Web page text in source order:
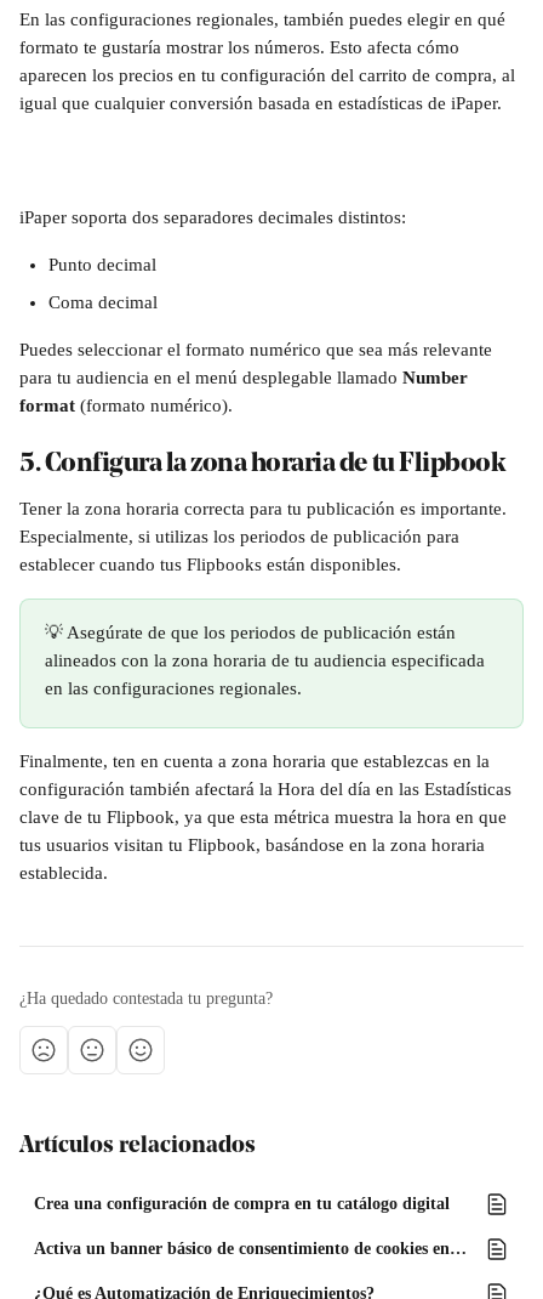
En las configuraciones regionales, también puedes elegir en qué
formato te gustaría mostrar los números. Esto afecta cómo
aparecen los precios en tu configuración del carrito de compra, al
igual que cualquier conversión basada en estadísticas de iPaper.
iPaper soporta dos separadores decimales distintos:
Punto decimal
Coma decimal
Puedes seleccionar el formato numérico que sea más relevante
para tu audiencia en el menú desplegable llamado Number
format (formato numérico).
5. Configura la zona horaria de tu Flipbook
Tener la zona horaria correcta para tu publicación es importante.
Especialmente, si utilizas los periodos de publicación para
establecer cuando tus Flipbooks están disponibles.
💡 Asegúrate de que los periodos de publicación están
alineados con la zona horaria de tu audiencia especificada
en las configuraciones regionales.
Finalmente, ten en cuenta a zona horaria que establezcas en la
configuración también afectará la Hora del día en las Estadísticas
clave de tu Flipbook, ya que esta métrica muestra la hora en que
tus usuarios visitan tu Flipbook, basándose en la zona horaria
establecida.
¿Ha quedado contestada tu pregunta?
Artículos relacionados
Crea una configuración de compra en tu catálogo digital
Activa un banner básico de consentimiento de cookies en tu Flipbook
¿Qué es Automatización de Enriquecimientos?